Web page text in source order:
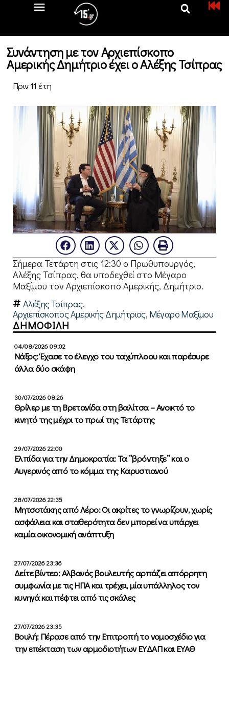
Συνάντηση με τον Αρχιεπίσκοπο
Αμερικής Δημήτριο έχει ο Αλέξης Τσίπρας
Πριν 11 έτη
Σήμερα Τετάρτη στις 12:30 ο Πρωθυπουργός,
Αλέξης Τσίπρας, θα υποδεχθεί στο Μέγαρο
Μαξίμου τον Αρχιεπίσκοπο Αμερικής, Δημήτριο.
Αλέξης Τσίπρας,
Αρχιεπίσκοπος Αμερικής Δημήτριος, Μέγαρο Μαξίμου
ΔΗΜΟΦΙΛΗ
04/08/2026 09:02
Νάξος: Έχασε το έλεγχο του ταχύπλοου και παρέσυρε
άλλα δύο σκάφη
30/07/2026 08:26
Θρίλερ με τη Βρετανίδα στη βαλίτσα – Ανοικτό το
κινητό της μέχρι το πρωί της Τετάρτης
29/07/2026 22:00
Ελπίδα για την Δημοκρατία: Τα ”βρόντηξε” και ο
Αυγερινός από το κόμμα της Καρυστιανού
28/07/2026 22:35
Μητσοτάκης από Λέρο: Οι ακρίτες το γνωρίζουν, χωρίς
ασφάλεια και σταθερότητα δεν μπορεί να υπάρχει
καμία οικονομική ανάπτυξη
27/07/2026 23:36
Δείτε βίντεο: Αλβανός βουλευτής αρπάζει απόρρητη
συμφωνία με τις ΗΠΑ και τρέχει, μία υπάλληλος τον
κυνηγά και πέφτει από τις σκάλες
27/07/2026 23:35
Βουλή: Πέρασε από την Επιτροπή το νομοσχέδιο για
την επέκταση των αρμοδιοτήτων ΕΥΔΑΠ και ΕΥΑΘ